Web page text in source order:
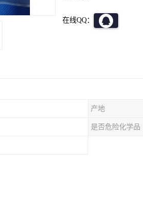
在线QQ：
产地
是否危险化学品